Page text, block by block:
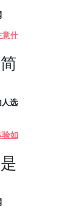
什
选
如